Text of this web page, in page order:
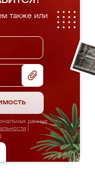
также или
данных